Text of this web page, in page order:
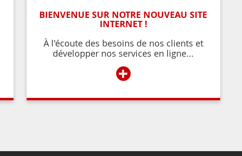
BIENVENUE SUR NOTRE NOUVEAU SITE
INTERNET !
À l'écoute des besoins de nos clients et
développer nos services en ligne...
+